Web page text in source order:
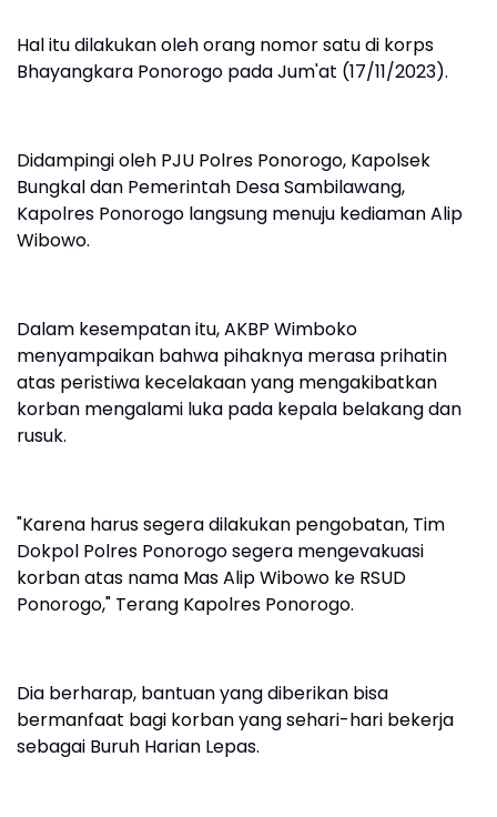
Hal itu dilakukan oleh orang nomor satu di korps
Bhayangkara Ponorogo pada Jum'at (17/11/2023).
Didampingi oleh PJU Polres Ponorogo, Kapolsek
Bungkal dan Pemerintah Desa Sambilawang,
Kapolres Ponorogo langsung menuju kediaman Alip
Wibowo.
Dalam kesempatan itu, AKBP Wimboko
menyampaikan bahwa pihaknya merasa prihatin
atas peristiwa kecelakaan yang mengakibatkan
korban mengalami luka pada kepala belakang dan
rusuk.
"Karena harus segera dilakukan pengobatan, Tim
Dokpol Polres Ponorogo segera mengevakuasi
korban atas nama Mas Alip Wibowo ke RSUD
Ponorogo," Terang Kapolres Ponorogo.
Dia berharap, bantuan yang diberikan bisa
bermanfaat bagi korban yang sehari-hari bekerja
sebagai Buruh Harian Lepas.